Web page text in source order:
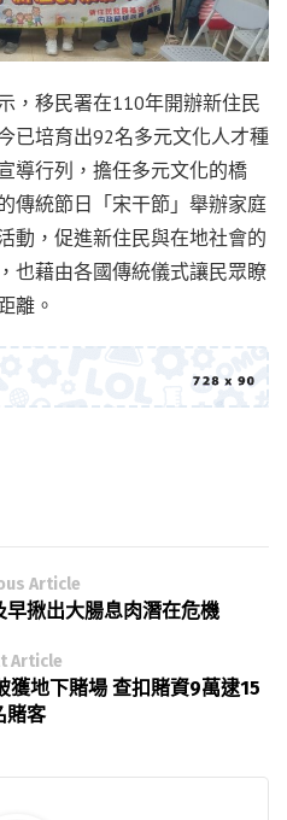
，移民署在110年開辦新住民
已培育出92名多元文化人才種
導行列，擔任多元文化的橋
傳統節日「宋干節」舉辦家庭
動，促進新住民與在地社會的
也藉由各國傳統儀式讓民眾瞭
離。
Article
揪出大腸息肉潛在危機
Article
獲地下賭場 查扣賭資9萬逮15
賭客